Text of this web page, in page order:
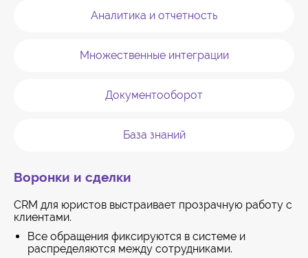
Аналитика и отчетность
Множественные интеграции
Документооборот
База знаний
Воронки и сделки
CRM для юристов выстраивает прозрачную работу с
клиентами.
Все обращения фиксируются в системе и
распределяются между сотрудниками.